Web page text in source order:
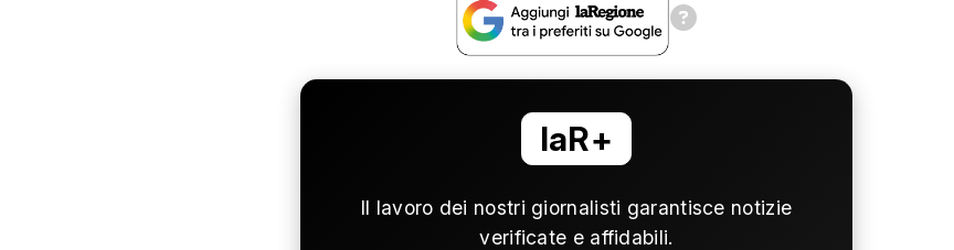
laR+
Il lavoro dei nostri giornalisti garantisce notizie
verificate e affidabili.